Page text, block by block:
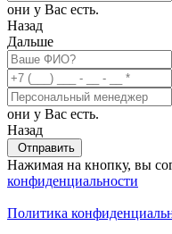
они у Вас есть.
Назад
Дальше
они у Вас есть.
Назад
Отправить
Нажимая на кнопку, вы
конфиденциальности
Политика